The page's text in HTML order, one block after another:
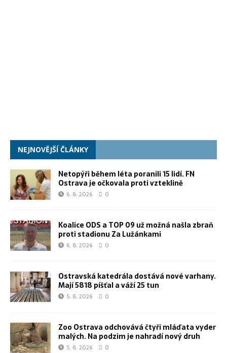
NEJNOVĚJŠÍ ČLÁNKY
Netopýři během léta poranili 15 lidí. FN
Ostrava je očkovala proti vzteklině
6. 8. 2026 0
Koalice ODS a TOP 09 už možná našla zbraň
proti stadionu Za Lužánkami
6. 8. 2026 0
Ostravská katedrála dostává nové varhany.
Mají 5818 píšťal a váží 25 tun
5. 8. 2026 0
Zoo Ostrava odchovává čtyři mláďata vyder
malých. Na podzim je nahradí nový druh
5. 8. 2026 0